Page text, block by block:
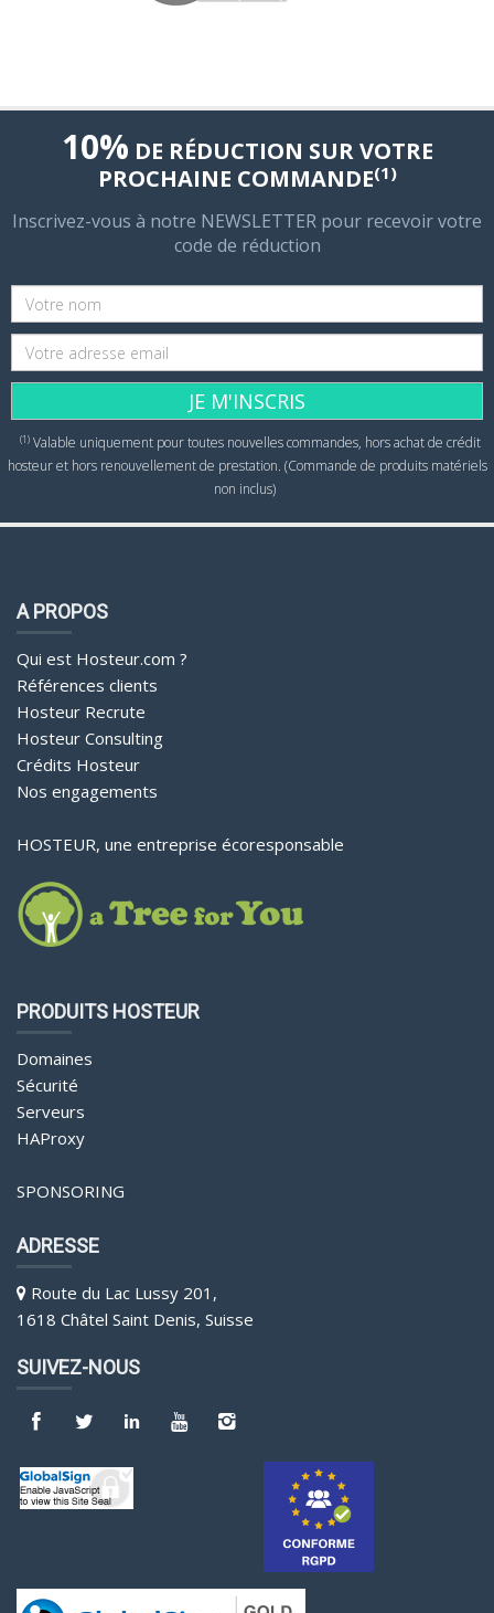
10% DE RÉDUCTION SUR VOTRE
PROCHAINE COMMANDE(1)
Inscrivez-vous à notre NEWSLETTER pour recevoir votre
code de réduction
JE M'INSCRIS
(1)Valable uniquement pour toutes nouvelles commandes, hors achat de crédit
hosteur et hors renouvellement de prestation. (Commande de produits matériels
non inclus)
A PROPOS
Qui est Hosteur.com ?
Références clients
Hosteur Recrute
Hosteur Consulting
Crédits Hosteur
Nos engagements
HOSTEUR, une entreprise écoresponsable
PRODUITS HOSTEUR
Domaines
Sécurité
Serveurs
HAProxy
SPONSORING
ADRESSE
Route du Lac Lussy 201,
1618 Châtel Saint Denis, Suisse
SUIVEZ-NOUS